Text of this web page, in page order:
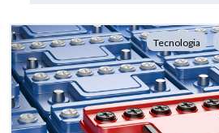
Tecnologia